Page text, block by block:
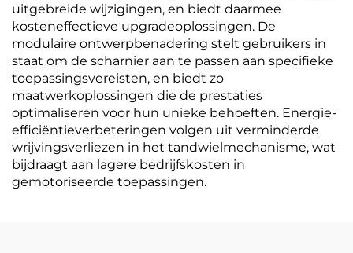
uitgebreide wijzigingen, en biedt daarmee
kosteneffectieve upgradeoplossingen. De
modulaire ontwerpbenadering stelt gebruikers in
staat om de scharnier aan te passen aan specifieke
toepassingsvereisten, en biedt zo
maatwerkoplossingen die de prestaties
optimaliseren voor hun unieke behoeften. Energie-
efficiëntieverbeteringen volgen uit verminderde
wrijvingsverliezen in het tandwielmechanisme, wat
bijdraagt aan lagere bedrijfskosten in
gemotoriseerde toepassingen.